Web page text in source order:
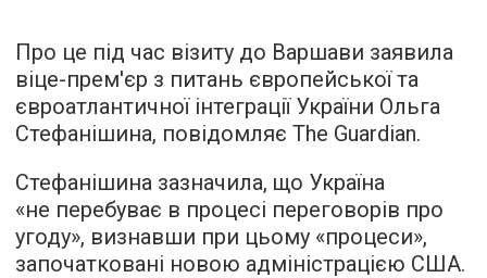
Про це під час візиту до Варшави заявила
віце-прем'єр з питань європейської та
євроатлантичної інтеграції України Ольга
Стефанішина, повідомляє The Guardian.
Стефанішина зазначила, що Україна
«не перебуває в процесі переговорів про
угоду», визнавши при цьому «процеси»,
започатковані новою адміністрацією США.